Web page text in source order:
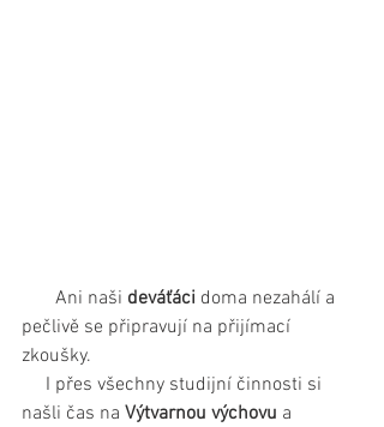
       Ani naši
deváťáci doma nezahálí a
pečlivě se připravují na přijímací
zkoušky.
našli čas na Výtvarnou výchovu a